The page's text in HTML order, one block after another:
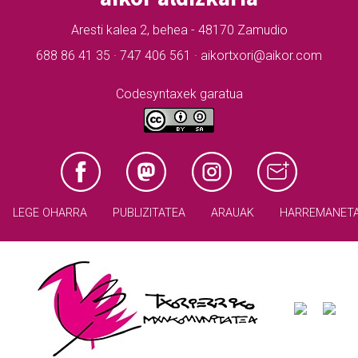
Aresti kalea 2, behea - 48170 Zamudio
688 86 41 35 · 747 406 561 · aikortxori@aikor.com
Codesyntaxek garatua
LEGE OHARRA PUBLIZITATEA ARAUAK